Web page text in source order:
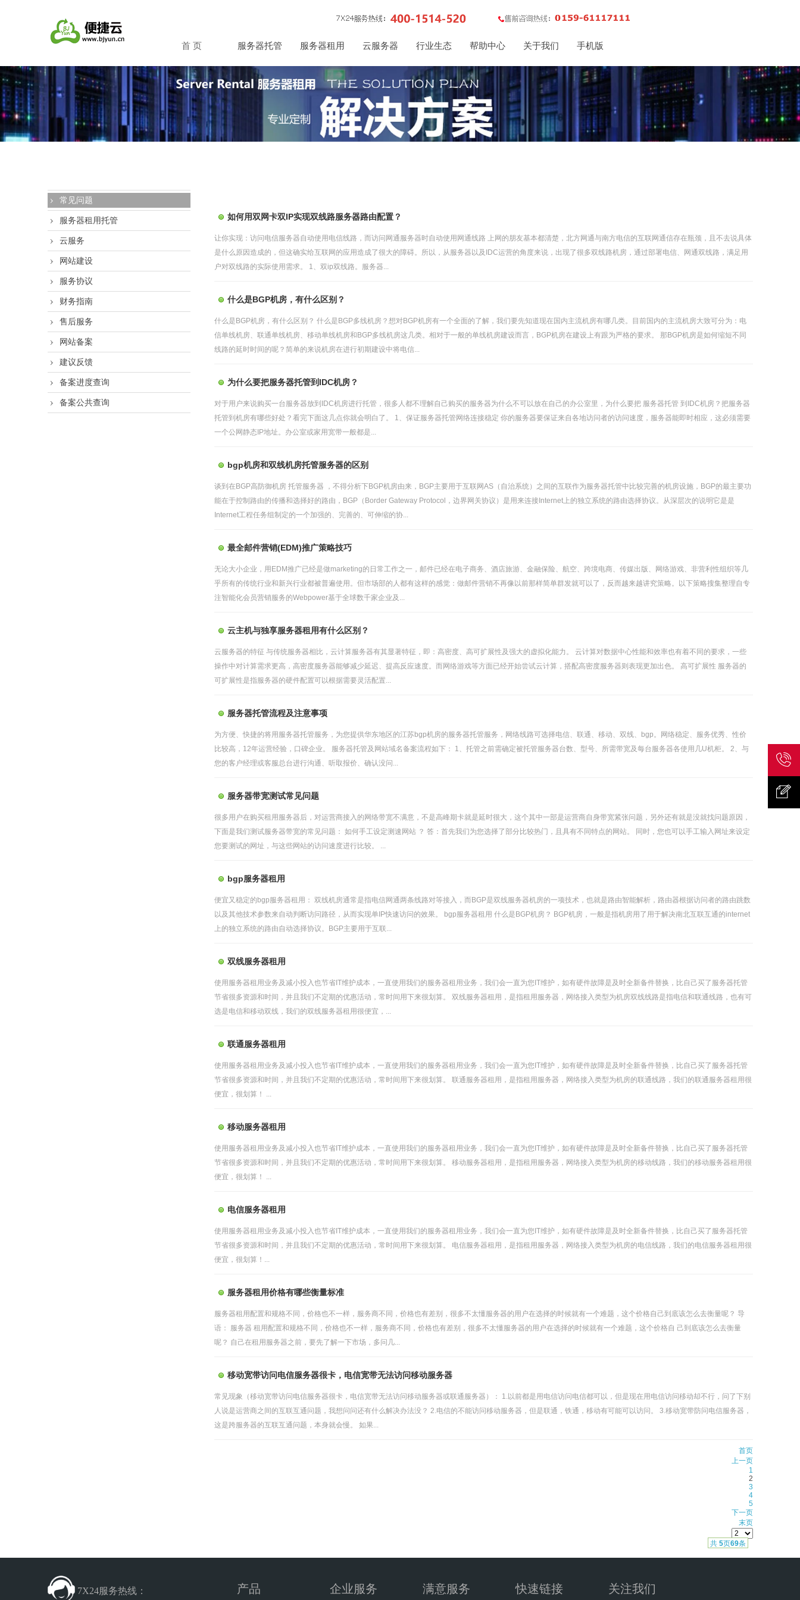
首 页 服务器托管 服务器租用 云服务器 行业生态 帮助中心 关于我们 手机版
常见问题
服务器租用托管
云服务
网站建设
服务协议
财务指南
售后服务
网站备案
建议反馈
备案进度查询
备案公共查询
如何用双网卡双IP实现双线路服务器路由配置？
让你实现：访问电信服务器自动使用电信线路，而访问网通服务器时自动使用网通线路 上网的朋友基本都清楚，北方网通与南方电信的互联网通信存在瓶颈，且不去说具体
是什么原因造成的，但这确实给互联网的应用造成了很大的障碍。所以，从服务器以及IDC运营的角度来说，出现了很多双线路机房，通过部署电信、网通双线路，满足用
户对双线路的实际使用需求。 1、双ip双线路。服务器...
什么是BGP机房，有什么区别？
什么是BGP机房，有什么区别？ 什么是BGP多线机房？想对BGP机房有一个全面的了解，我们要先知道现在国内主流机房有哪几类。目前国内的主流机房大致可分为：电
信单线机房、联通单线机房、移动单线机房和BGP多线机房这几类。相对于一般的单线机房建设而言，BGP机房在建设上有跟为严格的要求。 那BGP机房是如何缩短不同
线路的延时时间的呢？简单的来说机房在进行初期建设中将电信...
为什么要把服务器托管到IDC机房？
对于用户来说购买一台服务器放到IDC机房进行托管，很多人都不理解自己购买的服务器为什么不可以放在自己的办公室里，为什么要把 服务器托管 到IDC机房？把服务器
托管到机房有哪些好处？看完下面这几点你就会明白了。 1、保证服务器托管网络连接稳定 你的服务器要保证来自各地访问者的访问速度，服务器能即时相应，这必须需要
一个公网静态IP地址。办公室或家用宽带一般都是...
bgp机房和双线机房托管服务器的区别
谈到在BGP高防御机房 托管服务器 ，不得分析下BGP机房由来，BGP主要用于互联网AS（自治系统）之间的互联作为服务器托管中比较完善的机房设施，BGP的最主要功
能在于控制路由的传播和选择好的路由，BGP（Border Gateway Protocol，边界网关协议）是用来连接Internet上的独立系统的路由选择协议。从深层次的说明它是是
Internet工程任务组制定的一个加强的、完善的、可伸缩的协...
最全邮件营销(EDM)推广策略技巧
无论大小企业，用EDM推广已经是做marketing的日常工作之一，邮件已经在电子商务、酒店旅游、金融保险、航空、跨境电商、传媒出版、网络游戏、非营利性组织等几
乎所有的传统行业和新兴行业都被普遍使用。但市场部的人都有这样的感觉：做邮件营销不再像以前那样简单群发就可以了，反而越来越讲究策略。以下策略搜集整理自专
注智能化会员营销服务的Webpower基于全球数千家企业及...
云主机与独享服务器租用有什么区别？
云服务器的特征 与传统服务器相比，云计算服务器有其显著特征，即：高密度、高可扩展性及强大的虚拟化能力。 云计算对数据中心性能和效率也有着不同的要求，一些
操作中对计算需求更高，高密度服务器能够减少延迟、提高反应速度。而网络游戏等方面已经开始尝试云计算，搭配高密度服务器则表现更加出色。 高可扩展性 服务器的
可扩展性是指服务器的硬件配置可以根据需要灵活配置...
服务器托管流程及注意事项
为方便、快捷的将用服务器托管服务，为您提供华东地区的江苏bgp机房的服务器托管服务，网络线路可选择电信、联通、移动、双线、bgp。网络稳定、服务优秀、性价
比较高，12年运营经验，口碑企业。 服务器托管及网站域名备案流程如下： 1、托管之前需确定被托管服务器台数、型号、所需带宽及每台服务器各使用几U机柜。 2、与
您的客户经理或客服总台进行沟通、听取报价、确认没问...
服务器带宽测试常见问题
很多用户在购买租用服务器后，对运营商接入的网络带宽不满意，不是高峰期卡就是延时很大，这个其中一部是运营商自身带宽紧张问题，另外还有就是没就找问题原因，
下面是我们测试服务器带宽的常见问题： 如何手工设定测速网站 ？ 答：首先我们为您选择了部分比较热门，且具有不同特点的网站。 同时，您也可以手工输入网址来设定
您要测试的网址，与这些网站的访问速度进行比较。 ...
bgp服务器租用
便宜又稳定的bgp服务器租用： 双线机房通常是指电信网通两条线路对等接入，而BGP是双线服务器机房的一项技术，也就是路由智能解析，路由器根据访问者的路由跳数
以及其他技术参数来自动判断访问路径，从而实现单IP快速访问的效果。 bgp服务器租用 什么是BGP机房？ BGP机房，一般是指机房用了用于解决南北互联互通的internet
上的独立系统的路由自动选择协议。BGP主要用于互联...
双线服务器租用
使用服务器租用业务及减小投入也节省IT维护成本，一直使用我们的服务器租用业务，我们会一直为您IT维护，如有硬件故障是及时全新备件替换，比自己买了服务器托管
节省很多资源和时间，并且我们不定期的优惠活动，常时间用下来很划算。 双线服务器租用，是指租用服务器，网络接入类型为机房双线线路是指电信和联通线路，也有可
选是电信和移动双线，我们的双线服务器租用很便宜，...
联通服务器租用
使用服务器租用业务及减小投入也节省IT维护成本，一直使用我们的服务器租用业务，我们会一直为您IT维护，如有硬件故障是及时全新备件替换，比自己买了服务器托管
节省很多资源和时间，并且我们不定期的优惠活动，常时间用下来很划算。 联通服务器租用，是指租用服务器，网络接入类型为机房的联通线路，我们的联通服务器租用很
便宜，很划算！ ...
移动服务器租用
使用服务器租用业务及减小投入也节省IT维护成本，一直使用我们的服务器租用业务，我们会一直为您IT维护，如有硬件故障是及时全新备件替换，比自己买了服务器托管
节省很多资源和时间，并且我们不定期的优惠活动，常时间用下来很划算。 移动服务器租用，是指租用服务器，网络接入类型为机房的移动线路，我们的移动服务器租用很
便宜，很划算！ ...
电信服务器租用
使用服务器租用业务及减小投入也节省IT维护成本，一直使用我们的服务器租用业务，我们会一直为您IT维护，如有硬件故障是及时全新备件替换，比自己买了服务器托管
节省很多资源和时间，并且我们不定期的优惠活动，常时间用下来很划算。 电信服务器租用，是指租用服务器，网络接入类型为机房的电信线路，我们的电信服务器租用很
便宜，很划算！...
服务器租用价格有哪些衡量标准
服务器租用配置和规格不同，价格也不一样，服务商不同，价格也有差别，很多不太懂服务器的用户在选择的时候就有一个难题，这个价格自己到底该怎么去衡量呢？ 导
语： 服务器 租用配置和规格不同，价格也不一样，服务商不同，价格也有差别，很多不太懂服务器的用户在选择的时候就有一个难题，这个价格自 己到底该怎么去衡量
呢？ 自己在租用服务器之前，要先了解一下市场，多问几...
移动宽带访问电信服务器很卡，电信宽带无法访问移动服务器
常见现象（移动宽带访问电信服务器很卡，电信宽带无法访问移动服务器或联通服务器）： 1.以前都是用电信访问电信都可以，但是现在用电信访问移动却不行，问了下别
人说是运营商之间的互联互通问题，我想问问还有什么解决办法没？ 2.电信的不能访问移动服务器，但是联通，铁通，移动有可能可以访问。 3.移动宽带防问电信服务器，
这是跨服务器的互联互通问题，本身就会慢。 如果...
首页
上一页
1
2
3
4
5
下一页
末页
共 5页69条
7X24服务热线： 产品 企业服务 满意服务 快速链接 关注我们
联系我